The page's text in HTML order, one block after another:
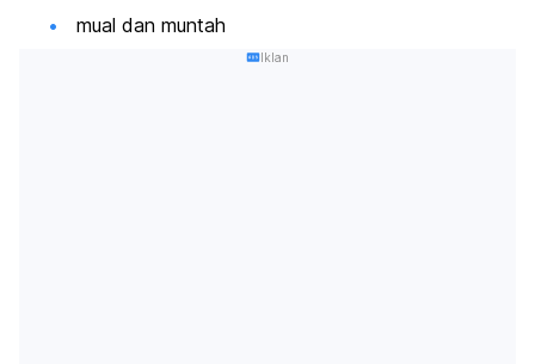
mual dan muntah
Iklan